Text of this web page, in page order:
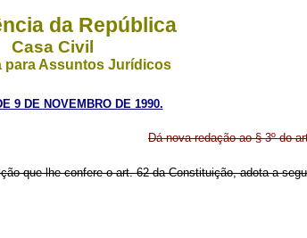
da República
Casa Civil
para Assuntos Jurídicos
9 DE NOVEMBRO DE 1990.
Dá nova redação ao § 3º do
que lhe confere o art. 62 da Constituição, adota a